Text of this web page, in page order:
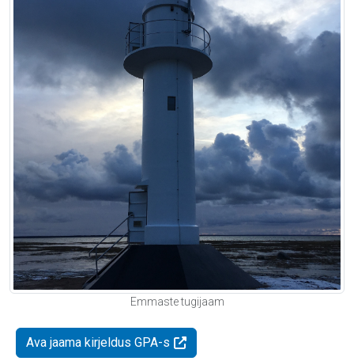
Emmaste tugijaam
Ava jaama kirjeldus GPA-s